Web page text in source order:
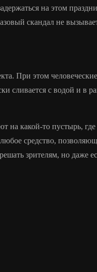
на этом
скандал не
При этом
сливается с водой и в
какой-то пустырь, где
средство,
зрителям, но даже